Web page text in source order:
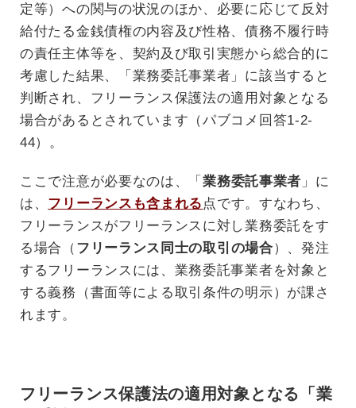
定等）への関与の状況のほか、必要に応じて反対
給付たる金銭債権の内容及び性格、債務不履行時
の責任主体等を、契約及び取引実態から総合的に
考慮した結果、「業務委託事業者」に該当すると
判断され、フリーランス保護法の適用対象となる
場合があるとされています（パブコメ回答1-2-
44）。
ここで注意が必要なのは、「業務委託事業者 」に
は、 フリーランスも含まれる 点です。すなわち、
フリーランスがフリーランスに対し業務委託をす
る場合（ フリーランス同士の取引の場合）、発注
するフリーランスには、業務委託事業者を対象と
する義務（書面等による取引条件の明示）が課さ
れます。
フリーランス保護法の適用対象となる「業